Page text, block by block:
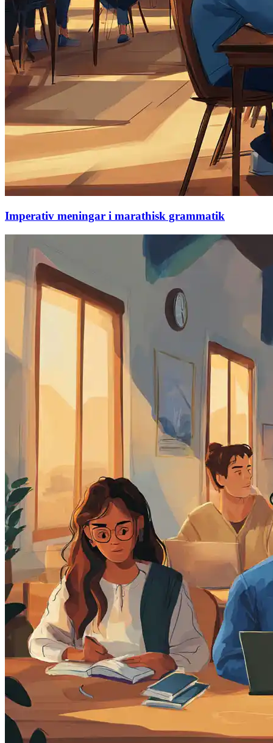
Imperativ meningar i marathisk grammatik